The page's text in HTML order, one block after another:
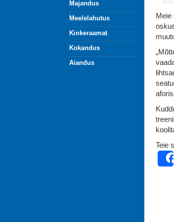
Majandus
Meelelahutus
Kinkeraamat
Kokandus
Aiandus
Meie
Teie